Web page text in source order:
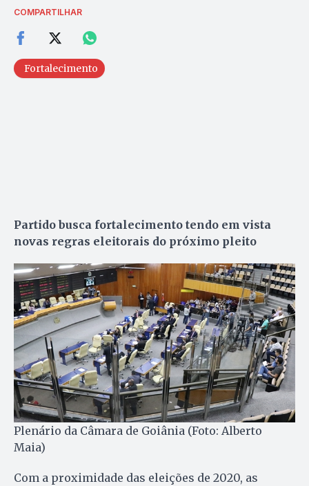
COMPARTILHAR
Fortalecimento
Partido busca fortalecimento tendo em vista
novas regras eleitorais do próximo pleito
Plenário da Câmara de Goiânia (Foto: Alberto
Maia)
Com a proximidade das eleições de 2020, as